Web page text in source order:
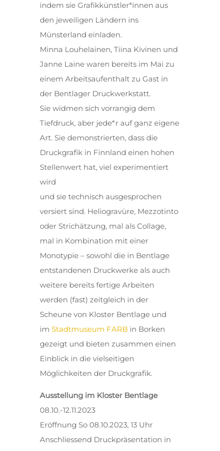
indem sie Grafikkünstler*innen aus
den jeweiligen Ländern ins
Münsterland einladen.
Minna Louhelainen, Tiina Kivinen und
Janne Laine waren bereits im Mai zu
einem Arbeitsaufenthalt zu Gast in
der Bentlager Druckwerkstatt.
Sie widmen sich vorrangig dem
Tiefdruck, aber jede*r auf ganz eigene
Art. Sie demonstrierten, dass die
Druckgrafik in Finnland einen hohen
Stellenwert hat, viel experimentiert
wird
und sie technisch ausgesprochen
versiert sind. Heliogravüre, Mezzotinto
oder Strichätzung, mal als Collage,
mal in Kombination mit einer
Monotypie – sowohl die in Bentlage
entstandenen Druckwerke als auch
weitere bereits fertige Arbeiten
werden (fast) zeitgleich in der
Scheune von Kloster Bentlage und
im Stadtmuseum FARB in Borken
gezeigt und bieten zusammen einen
Einblick in die vielseitigen
Möglichkeiten der Druckgrafik.
Ausstellung im Kloster Bentlage
08.10.-12.11.2023
Eröffnung So 08.10.2023, 13 Uhr
Anschliessend Druckpräsentation in